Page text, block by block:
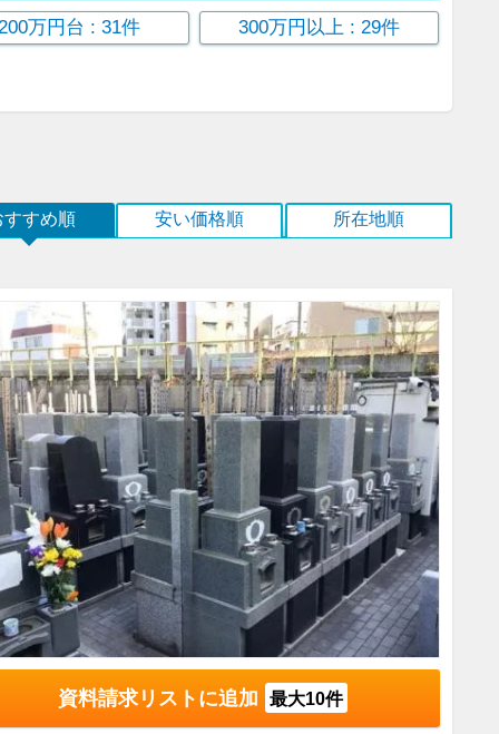
万円台 : 31件 300万円以上 : 29件
所在地順
安い価格順
すすめ順
資料請求リストに追加 最大10件